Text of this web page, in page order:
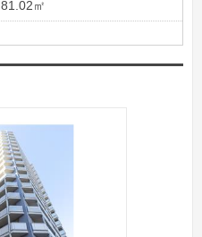
81.02㎡